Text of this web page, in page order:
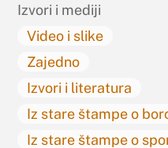
Izvori i mediji
Video i slike
Zajedno
Izvori i literatura
Iz stare štampe o
Iz stare štampe o